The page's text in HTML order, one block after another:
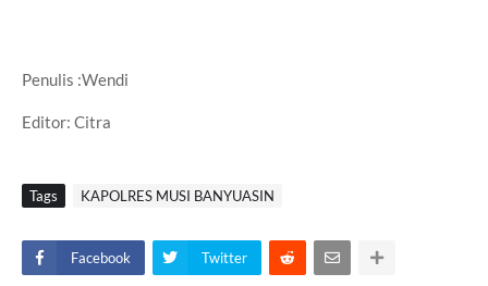
Penulis :Wendi
Editor: Citra
Tags KAPOLRES MUSI BANYUASIN
Facebook Twitter